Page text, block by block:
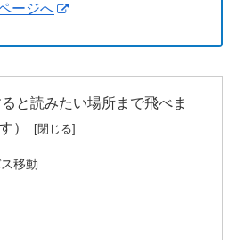
ージへ
と読みたい場所まで飛べま
す）
移動